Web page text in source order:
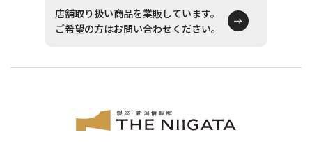
店舗取り扱い商品を業販しています。
ご希望の方はお問い合わせください。